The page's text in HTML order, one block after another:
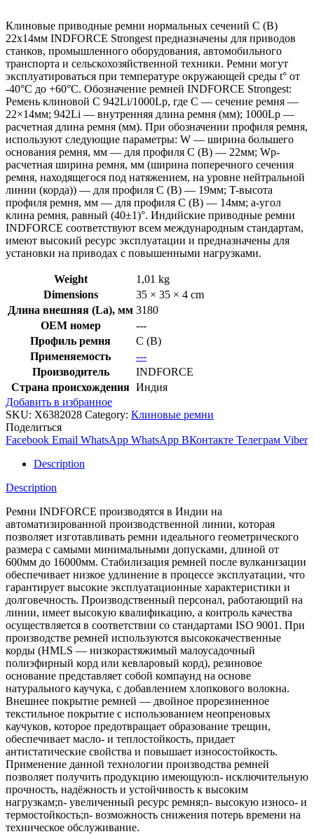
Клиновые приводные ремни нормальных сечений С (В)
22х14мм INDFORCE Strongest предназначены для приводов
станков, промышленного оборудования, автомобильного
транспорта и сельскохозяйственной техники. Ремни могут
эксплуатироваться при температуре окружающей среды t° от
-40°С до +60°С. Обозначение ремней INDFORCE Strongest:
Ремень клиновой С 942Li/1000Lp, где C — сечение ремня —
22×14мм; 942Li — внутренняя длина ремня (мм); 1000Lp —
расчетная длина ремня (мм). При обозначении профиля ремня,
используют следующие параметры: W — ширина большего
основания ремня, мм — для профиля С (В) — 22мм; Wp-
расчетная ширина ремня, мм (ширина поперечного сечения
ремня, находящегося под натяжением, на уровне нейтральной
линии (корда)) — для профиля С (В) — 19мм; T-высота
профиля ремня, мм — для профиля С (В) — 14мм; a-угол
клина ремня, равный (40±1)°. Индийские приводные ремни
INDFORCE соответствуют всем международным стандартам,
имеют высокий ресурс эксплуатации и предназначены для
установки на приводах с повышенными нагрузками.
Weight
1,01 kg
Dimensions
35 × 35 × 4 cm
Длина внешняя (La), мм 3180
OEM номер
---
Профиль ремня
C (В)
Применяемость
---
Производитель
INDFORCE
Страна происхождения Индия
Добавить в избранное
SKU: X6382028 Category: Клиновые ремни
Поделиться
Facebook Email WhatsApp WhatsApp ВКонтакте Телеграм Viber
Description
Description
Ремни INDFORCE производятся в Индии на
автоматизированной производственной линии, которая
позволяет изготавливать ремни идеального геометрического
размера с самыми минимальными допусками, длиной от
600мм до 16000мм. Стабилизация ремней после вулканизации
обеспечивает низкое удлинение в процессе эксплуатации, что
гарантирует высокие эксплуатационные характеристики и
долговечность. Производственный персонал, работающий на
линии, имеет высокую квалификацию, а контроль качества
осуществляется в соответствии со стандартами ISO 9001. При
производстве ремней используются высококачественные
корды (HMLS — низкорастяжимый малоусадочный
полиэфирный корд или кевларовый корд), резиновое
основание представляет собой компаунд на основе
натурального каучука, с добавлением хлопкового волокна.
Внешнее покрытие ремней — двойное прорезиненное
текстильное покрытие с использованием неопреновых
каучуков, которое предотвращает образование трещин,
обеспечивает масло- и теплостойкость, придает
антистатические свойства и повышает износостойкость.
Применение данной технологии производства ремней
позволяет получить продукцию имеющую:n- исключительную
прочность, надёжность и устойчивость к высоким
нагрузкам;n- увеличенный ресурс ремня;n- высокую износо- и
термостойкость;n- возможность снижения потерь времени на
техническое обслуживание.